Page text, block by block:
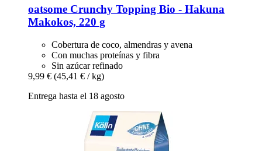
oatsome Crunchy Topping Bio -​ Hakuna
Makokos, 220 g
Cobertura de coco, almendras y avena
Con muchas proteínas y fibra
Sin azúcar refinado
9,99 € (45,41 € / kg)
Entrega hasta el 18 agosto